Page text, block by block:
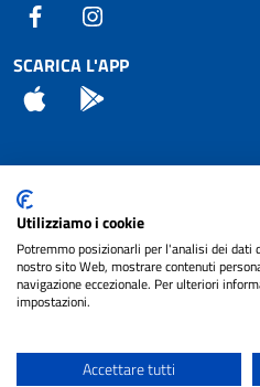
Facebook
SCARICA L'APP
App Store
Attuazione Misure PNRR
Piano di miglioramento del sito
Note legali
cura diNET SMART
Utilizziamo i cookie
Potremmo posizionarli per l'analisi dei
nostro sito Web, mostrare contenuti
navigazione eccezionale. Per ulteriori
impostazioni.
Accettare tutti